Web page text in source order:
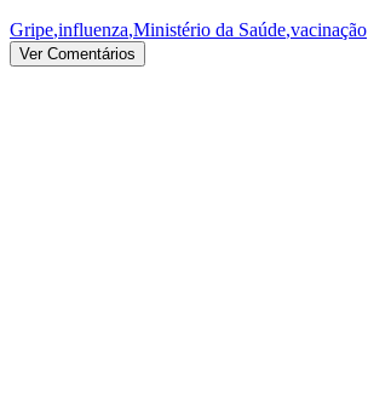
Gripe,influenza,Ministério da Saúde,vacinação
Ver Comentários